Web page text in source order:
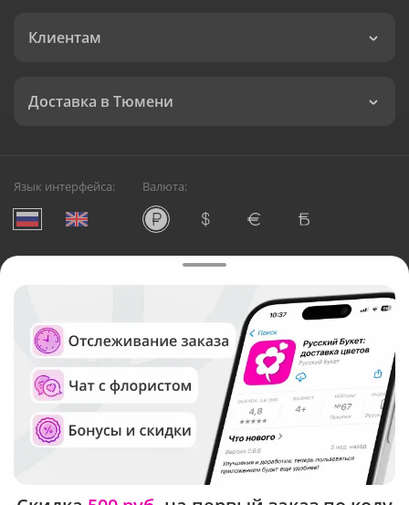
Клиентам
Доставка в Тюмени
Язык интерфейса: Валюта:
Служба круглосуточной доставки цветов в Тюмени
Русский Букет, 2026
Общество с ограниченной ответственностью «Технология»
ОГРН: 1195476081745, ИНН: 5410081997
Юридический адрес: г. Новосибирск, ул. Ипподромская,
д.42, оф. 3
Рейтинг Русского букета в г. Тюмень